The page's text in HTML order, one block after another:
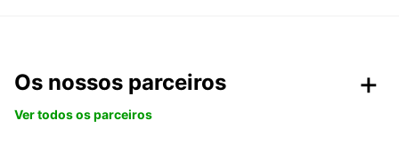
Os nossos parceiros
Ver todos os parceiros